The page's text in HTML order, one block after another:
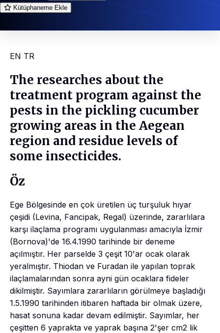
Kütüphaneme Ekle
EN TR
The researches about the
treatment program against the
pests in the pickling cucumber
growing areas in the Aegean
region and residue levels of
some insecticides.
Öz
Ege Bölgesinde en çok üretilen üç turşuluk hıyar
çeşidi (Levina, Fancipak, Regal) üzerinde, zararlılara
karşı ilaçlama programı uygulanması amacıyla İzmir
(Bornova)'de 16.4.1990 tarihinde bir deneme
açılmıştır. Her parselde 3 çeşit 10'ar ocak olarak
yeralmıştır. Thiodan ve Furadan ile yapılan toprak
ilaçlamalarından sonra ayni gün ocaklara fideler
dikilmiştir. Sayımlara zararlıların görülmeye başladığı
1.5.1990 tarihinden itibaren haftada bir olmak üzere,
hasat sonuna kadar devam edilmiştir. Sayımlar, her
çeşitten 6 yaprakta ve yaprak başına 2'şer cm2 lik